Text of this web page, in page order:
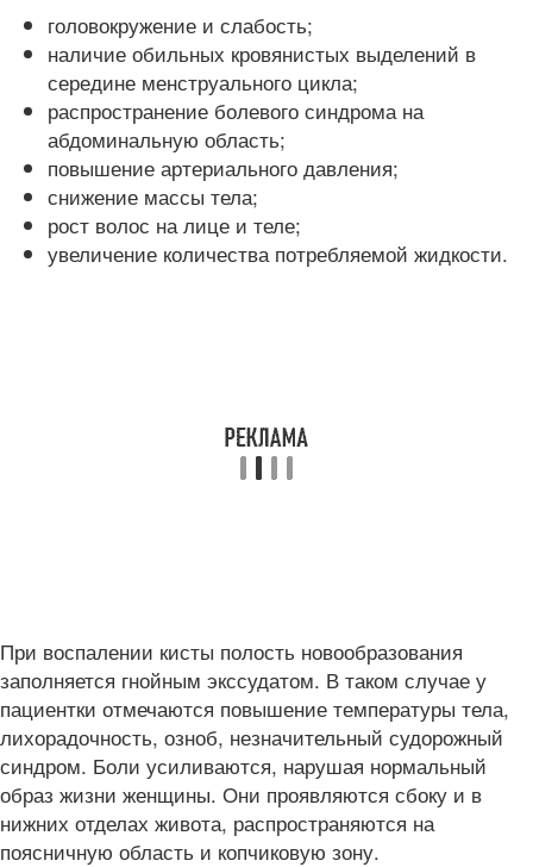
головокружение и слабость;
наличие обильных кровянистых выделений в
середине менструального цикла;
распространение болевого синдрома на
абдоминальную область;
повышение артериального давления;
снижение массы тела;
рост волос на лице и теле;
увеличение количества потребляемой жидкости.
При воспалении кисты полость новообразования
заполняется гнойным экссудатом. В таком случае у
пациентки отмечаются повышение температуры тела,
лихорадочность, озноб, незначительный судорожный
синдром. Боли усиливаются, нарушая нормальный
образ жизни женщины. Они проявляются сбоку и в
нижних отделах живота, распространяются на
поясничную область и копчиковую зону.